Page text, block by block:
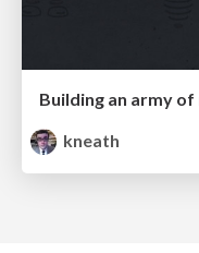
Building an army
kneath